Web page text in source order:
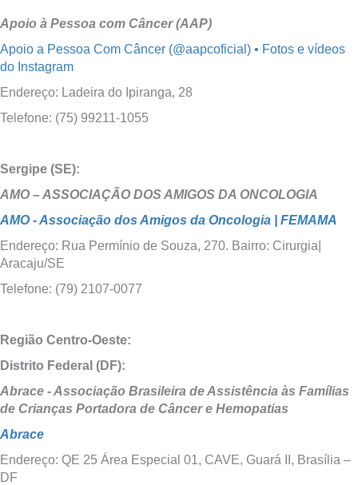
Apoio à Pessoa com Câncer (AAP)
Apoio a Pessoa Com Câncer (@aapcoficial) • Fotos e vídeos
do Instagram
Endereço: Ladeira do Ipiranga, 28
Telefone: (75) 99211-1055
Sergipe (SE):
AMO – ASSOCIAÇÃO DOS AMIGOS DA ONCOLOGIA
AMO - Associação dos Amigos da Oncologia | FEMAMA
Endereço: Rua Permínio de Souza, 270. Bairro: Cirurgia|
Aracaju/SE
Telefone: (79) 2107-0077
Região Centro-Oeste:
Distrito Federal (DF):
Abrace - Associação Brasileira de Assistência às Famílias
de Crianças Portadora de Câncer e Hemopatias
Abrace
Endereço: QE 25 Área Especial 01, CAVE, Guará II, Brasília –
DF